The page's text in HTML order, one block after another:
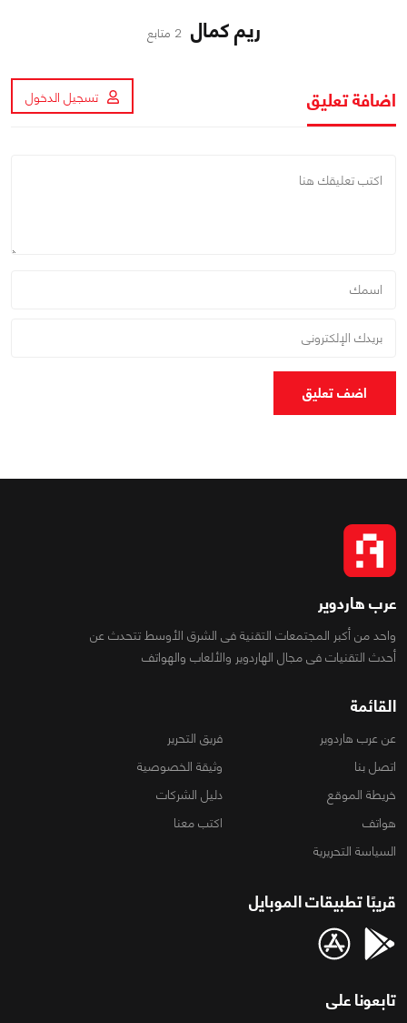
ريم كمال 2 متابع
اضافة تعليق تسجيل الدخول
اضف تعليق
عرب هاردوير
واحد من أكبر المجتمعات التقنية فى الشرق الأوسط تتحدث عن
أحدث التقنيات فى مجال الهاردوير والألعاب والهواتف
القائمة
عن عرب هاردوير
فريق التحرير
اتصل بنا
وثيقة الخصوصية
خريطة الموقع
دليل الشركات
هواتف
اكتب معنا
السياسة التحريرية
قريبًا تطبيقات الموبايل
تابعونا على